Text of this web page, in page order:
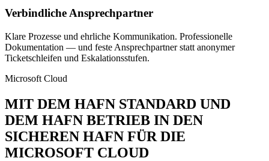
Verbindliche Ansprechpartner
Klare Prozesse und ehrliche Kommunikation. Professionelle
Dokumentation — und feste Ansprechpartner statt anonymer
Ticketschleifen und Eskalationsstufen.
Microsoft Cloud
MIT DEM HAFN STANDARD UND
DEM HAFN BETRIEB IN DEN
SICHEREN HAFN FÜR DIE
MICROSOFT CLOUD